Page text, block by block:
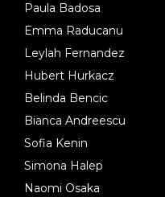
Paula Badosa
Emma Raducanu
Leylah Fernandez
Hubert Hurkacz
Belinda Bencic
Bianca Andreescu
Sofia Kenin
Simona Halep
Naomi Osaka